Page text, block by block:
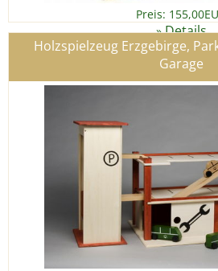
Preis:
»Details
Holzspielzeug Erzgebirge,
Garage